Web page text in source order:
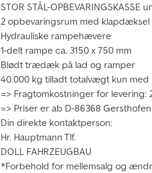
STOR STÅL-OPBEVARINGSKASSE
2 opbevaringsrum med klapdæksel
Hydrauliske rampehævere
1-delt rampe ca. 3150 x 750 mm
Blødt trædæk på lad og ramper
40.000 kg tilladt totalvægt kun med
=> Fragtomkostninger for levering:
=> Priser er ab D-86368 Gersthofen
Din direkte kontaktperson:
Hr. Hauptmann Tlf.
DOLL FAHRZEUGBAU
*Forbehold for mellemsalg og